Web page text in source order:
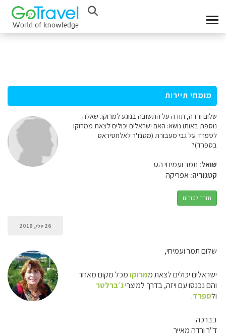
מומחי תיירות
שלום ורדה, תודה על התשובה בנוגע למרוקו. שאלה
נוספת באותו נושא: האם ישראלים יכולים לצאת ממרוקו
לספרד על גבי מעבורת (מטנז'ר לאלחסיראס
בספרד)?
שואל: תמר ועמיחי הס
קטגוריה:אפריקה
חזרה לפורום
26 יולי, 2010
שלום תמר ועמיחי,
ישראלים יכולים לצאת ממרוקו מכל מקום מאחר
והם נכנסו עם ויזה, בדרך למיצריג′ברלטר
ולספרד.
בברכה
ד"ר ורדה מאייר